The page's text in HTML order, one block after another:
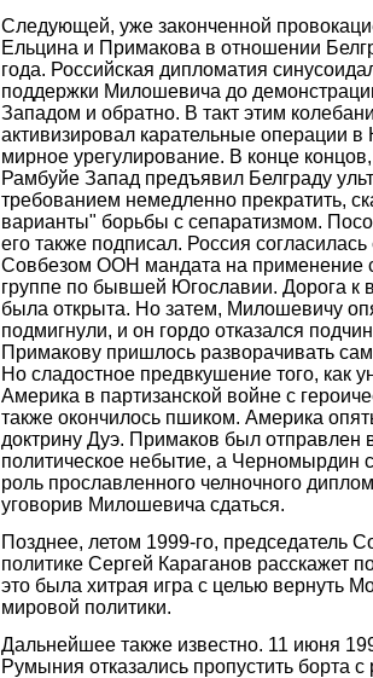
Следующей, уже законченной
Ельцина и Примакова в отношении
года. Российская дипломатия
поддержки Милошевича до
Западом и обратно. В такт этим
активизировал карательные операции
мирное урегулирование. В конце
Рамбуйе Запад предъявил Белграду
требованием немедленно прекратить,
варианты" борьбы с сепаратизмом.
его также подписал. Россия
Совбезом ООН мандата на применение
группе по бывшей Югославии. Дорога к
была открыта. Но затем, Милошевичу
подмигнули, и он гордо отказался
Примакову пришлось разворачивать
Но сладостное предвкушение того, как
Америка в партизанской войне с
также окончилось пшиком. Америка
доктрину Дуэ. Примаков был отправлен
политическое небытие, а Черномырдин
роль прославленного челночного
уговорив Милошевича сдаться.
Позднее, летом 1999-го, председатель
политике Сергей Караганов расскажет
это была хитрая игра с целью вернуть
мировой политики.
Дальнейшее также известно. 11 июня
Румыния отказались пропустить борта с